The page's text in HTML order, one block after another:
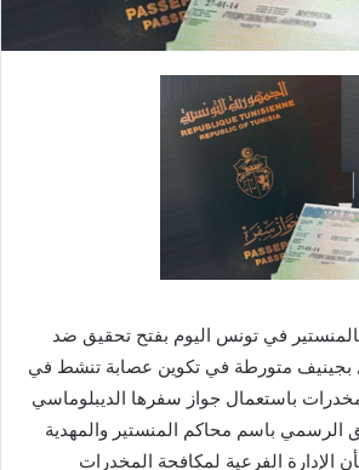
بالمنستير في تونس اليوم بفتح تحقيق ضد
بجينيف متورطة في تكوين عصابة تنشط في
باستعمال جواز سفرها الديبلوماسي
الرسمي باسم محاكم المنستير والمهدية
الإدارة الفرعية لمكافحة المخدرات